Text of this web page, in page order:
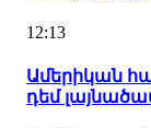
12:13
Ամերիկան
դեմ